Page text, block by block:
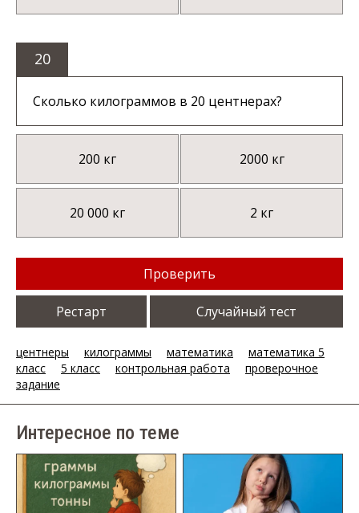
20
Сколько килограммов в 20 центнерах?
200 кг 2000 кг
20 000 кг 2 кг
Проверить
Рестарт Случайный тест
центнеры килограммы математика
математика 5
класс
5 класс контрольная работа
проверочное
задание
Интересное по теме